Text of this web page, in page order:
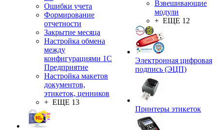
Ошибки учета
Формирование
отчетности
Закрытие месяца
Настройка обмена
между
конфигурациями 1С
Предприятие
Настройка макетов
документов,
этикеток, ценников
+ ЕЩЕ 13
Взвешивающие
модули
+ ЕЩЕ 12
Электронная цифровая
подпись (ЭЦП)
Принтеры этикеток